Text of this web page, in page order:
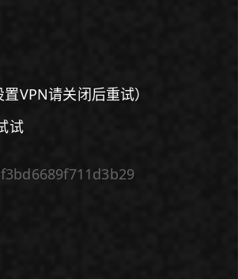
VPN请关闭后重试）
试